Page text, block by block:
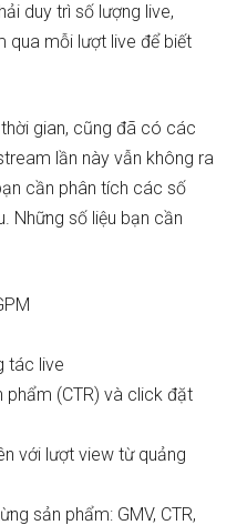
duy trì số lượng live,
qua mỗi lượt live để biết
gian, cũng đã có các
lần này vẫn không ra
cần phân tích các số
Những số liệu bạn cần
tác live
(CTR) và click đặt
với lượt view từ quảng
sản phẩm: GMV, CTR,